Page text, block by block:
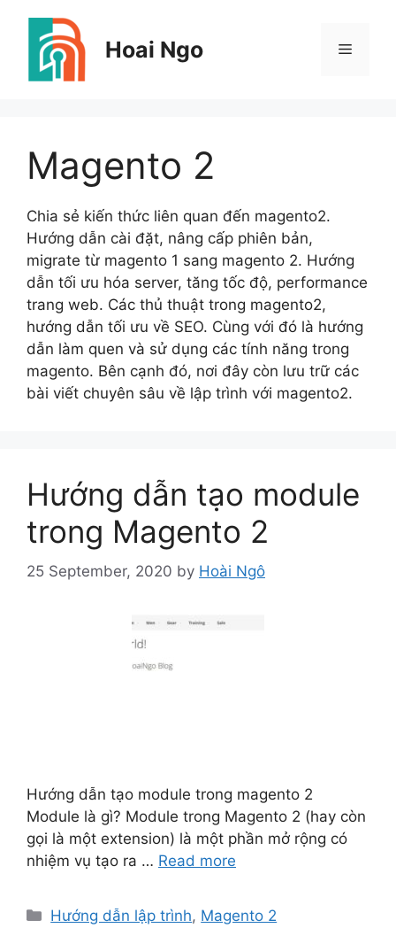
content
Hoai Ngo Menu
Magento 2
Chia sẻ kiến thức liên quan đến magento2.
Hướng dẫn cài đặt, nâng cấp phiên bản,
migrate từ magento 1 sang magento 2. Hướng
dẫn tối ưu hóa server, tăng tốc độ, performance
trang web. Các thủ thuật trong magento2,
hướng dẫn tối ưu về SEO. Cùng với đó là hướng
dẫn làm quen và sử dụng các tính năng trong
magento. Bên cạnh đó, nơi đây còn lưu trữ các
bài viết chuyên sâu về lập trình với magento2.
Hướng dẫn tạo module
trong Magento 2
25 September, 2020 by Hoài Ngô
Hướng dẫn tạo module trong magento 2
Module là gì? Module trong Magento 2 (hay còn
gọi là một extension) là một phần mở rộng có
nhiệm vụ tạo ra … Read more
Categories
Hướng dẫn lập trình, Magento 2